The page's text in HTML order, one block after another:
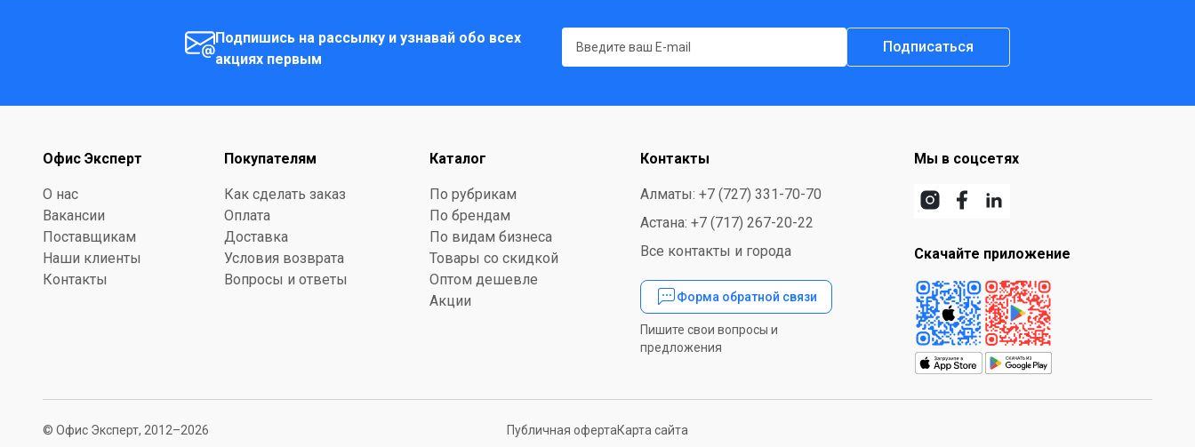
Подпишись на рассылку и узнавай обо всех
акциях первым
Подписаться
Офис Эксперт
О нас
Вакансии
Поставщикам
Наши клиенты
Контакты
Покупателям
Как сделать заказ
Оплата
Доставка
Условия возврата
Вопросы и ответы
Каталог
По рубрикам
По брендам
По видам бизнеса
Товары со скидкой
Оптом дешевле
Акции
Контакты
Алматы: +7 (727) 331-70-70
Астана: +7 (717) 267-20-22
Все контакты и города
Форма обратной связи
Пишите свои вопросы и
предложения
Мы в соцсетях
Скачайте приложение
© Офис Эксперт, 2012–2026 Публичная офертаКарта сайта